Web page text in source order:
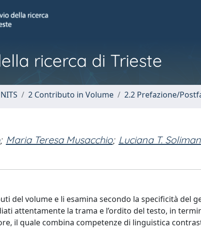
ricerca di Trieste
2 Contributo in Volume 2.2 Prefazione/
; Maria Teresa Musacchio; Luciana T. Soliman
del volume e li esamina secondo la specificità del
attentamente la trama e l’ordito del testo, in
il quale combina competenze di linguistica